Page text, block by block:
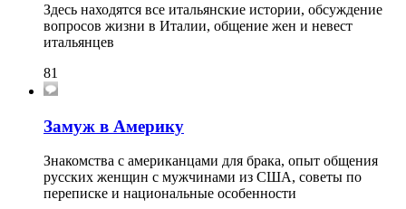
Здесь находятся все итальянские истории, обсуждение
вопросов жизни в Италии, общение жен и невест
итальянцев
81
Замуж в Америку
Знакомства с американцами для брака, опыт общения
русских женщин с мужчинами из США, советы по
переписке и национальные особенности